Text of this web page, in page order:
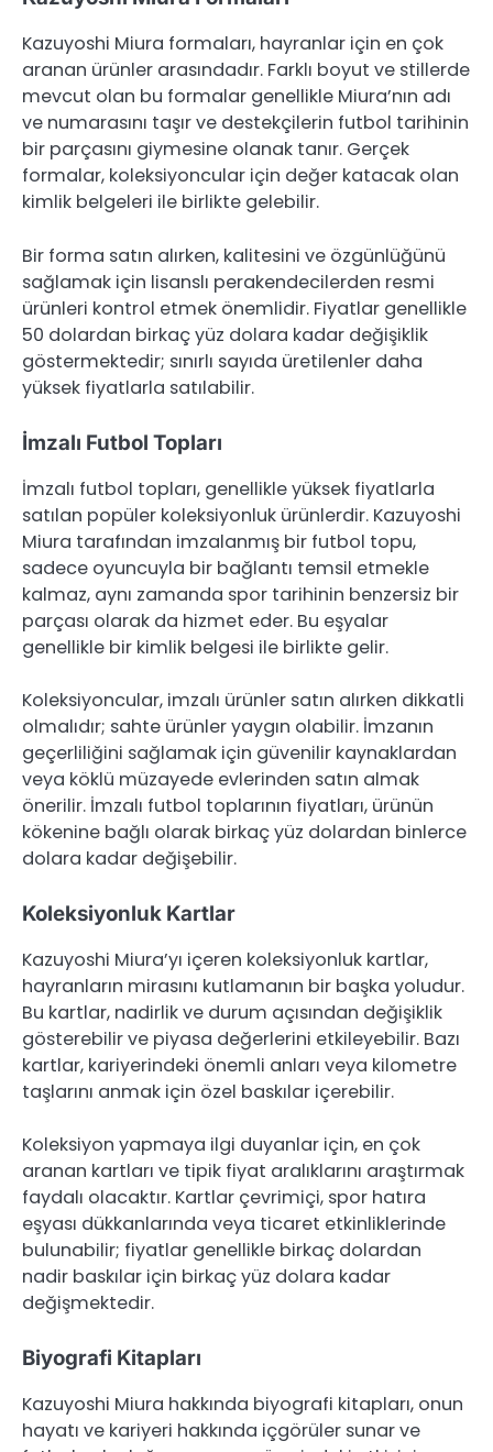
Kazuyoshi Miura formaları, hayranlar için en çok
aranan ürünler arasındadır. Farklı boyut ve stillerde
mevcut olan bu formalar genellikle Miura’nın adı
ve numarasını taşır ve destekçilerin futbol tarihinin
bir parçasını giymesine olanak tanır. Gerçek
formalar, koleksiyoncular için değer katacak olan
kimlik belgeleri ile birlikte gelebilir.
Bir forma satın alırken, kalitesini ve özgünlüğünü
sağlamak için lisanslı perakendecilerden resmi
ürünleri kontrol etmek önemlidir. Fiyatlar genellikle
50 dolardan birkaç yüz dolara kadar değişiklik
göstermektedir; sınırlı sayıda üretilenler daha
yüksek fiyatlarla satılabilir.
İmzalı Futbol Topları
İmzalı futbol topları, genellikle yüksek fiyatlarla
satılan popüler koleksiyonluk ürünlerdir. Kazuyoshi
Miura tarafından imzalanmış bir futbol topu,
sadece oyuncuyla bir bağlantı temsil etmekle
kalmaz, aynı zamanda spor tarihinin benzersiz bir
parçası olarak da hizmet eder. Bu eşyalar
genellikle bir kimlik belgesi ile birlikte gelir.
Koleksiyoncular, imzalı ürünler satın alırken dikkatli
olmalıdır; sahte ürünler yaygın olabilir. İmzanın
geçerliliğini sağlamak için güvenilir kaynaklardan
veya köklü müzayede evlerinden satın almak
önerilir. İmzalı futbol toplarının fiyatları, ürünün
kökenine bağlı olarak birkaç yüz dolardan binlerce
dolara kadar değişebilir.
Koleksiyonluk Kartlar
Kazuyoshi Miura’yı içeren koleksiyonluk kartlar,
hayranların mirasını kutlamanın bir başka yoludur.
Bu kartlar, nadirlik ve durum açısından değişiklik
gösterebilir ve piyasa değerlerini etkileyebilir. Bazı
kartlar, kariyerindeki önemli anları veya kilometre
taşlarını anmak için özel baskılar içerebilir.
Koleksiyon yapmaya ilgi duyanlar için, en çok
aranan kartları ve tipik fiyat aralıklarını araştırmak
faydalı olacaktır. Kartlar çevrimiçi, spor hatıra
eşyası dükkanlarında veya ticaret etkinliklerinde
bulunabilir; fiyatlar genellikle birkaç dolardan
nadir baskılar için birkaç yüz dolara kadar
değişmektedir.
Biyografi Kitapları
Kazuyoshi Miura hakkında biyografi kitapları, onun
hayatı ve kariyeri hakkında içgörüler sunar ve